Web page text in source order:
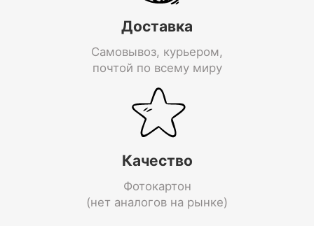
Доставка
Самовывоз, курьером,
почтой по всему миру
Качество
Фотокартон
(нет аналогов на рынке)